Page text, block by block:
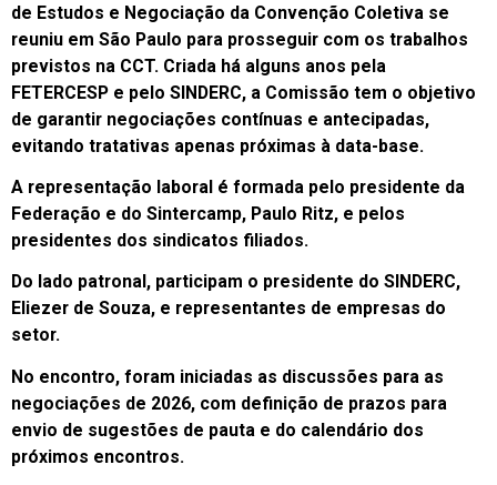
de Estudos e Negociação da Convenção Coletiva se
reuniu em São Paulo para prosseguir com os trabalhos
previstos na CCT. Criada há alguns anos pela
FETERCESP e pelo SINDERC, a Comissão tem o objetivo
de garantir negociações contínuas e antecipadas,
evitando tratativas apenas próximas à data-base.
A representação laboral é formada pelo presidente da
Federação e do Sintercamp, Paulo Ritz, e pelos
presidentes dos sindicatos filiados.
Do lado patronal, participam o presidente do SINDERC,
Eliezer de Souza, e representantes de empresas do
setor.
No encontro, foram iniciadas as discussões para as
negociações de 2026, com definição de prazos para
envio de sugestões de pauta e do calendário dos
próximos encontros.